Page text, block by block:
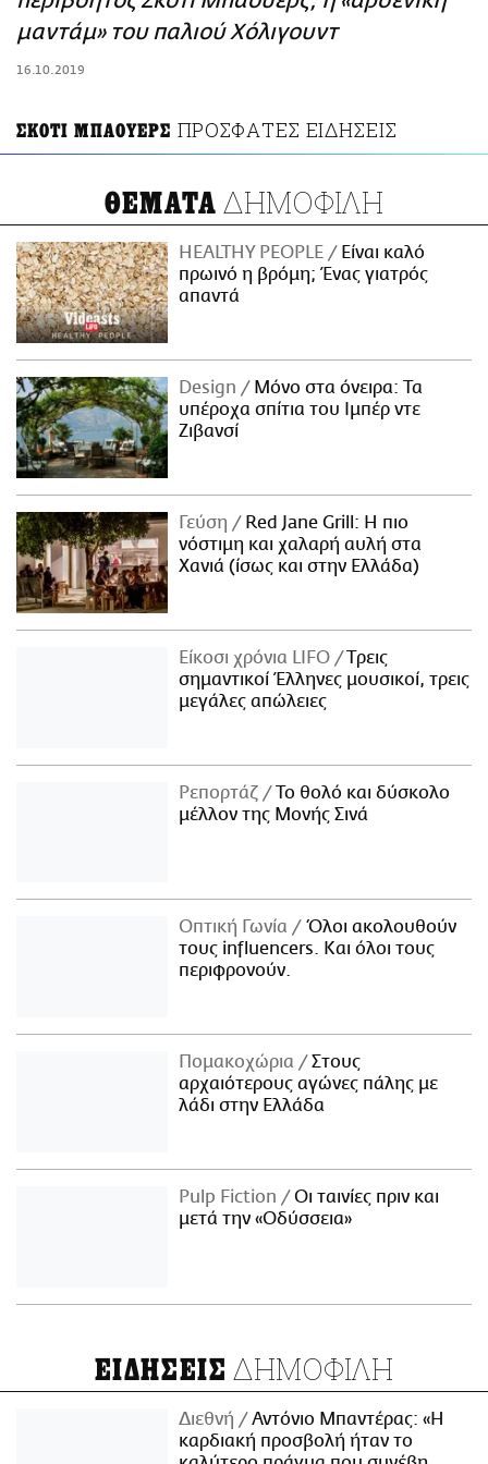
ΑΜΠΑ
μαντάμ» του παλιού Χόλιγουντ
16.10.2019
ΣΚΟΤΙ ΜΠΑΟΥΕΡΣ ΠΡΟΣΦΑΤΕΣ ΕΙΔΗΣΕΙΣ
ΘΕΜΑΤΑ ΔΗΜΟΦΙΛΗ
HEALTHY PEOPLE
Είναι καλό
πρωινό η βρόμη; Ένας γιατρός
απαντά
Design
Μόνο στα όνειρα: Τα
υπέροχα σπίτια του Ιμπέρ ντε
Ζιβανσί
Γεύση
Red Jane Grill: Η πιο
νόστιμη και χαλαρή αυλή στα
Χανιά (ίσως και στην Ελλάδα)
Είκοσι χρόνια LIFO
Tρεις
σημαντικοί Έλληνες μουσικοί, τρεις
μεγάλες απώλειες
Ρεπορτάζ
Το θολό και δύσκολο
μέλλον της Μονής Σινά
Οπτική Γωνία
Όλοι ακολουθούν
τους influencers. Και όλοι τους
περιφρονούν.
Πομακοχώρια
Στους
αρχαιότερους αγώνες πάλης με
λάδι στην Ελλάδα
Pulp Fiction
Οι ταινίες πριν και
μετά την «Οδύσσεια»
ΕΙΔΗΣΕΙΣ ΔΗΜΟΦΙΛΗ
Διεθνή
Αντόνιο Μπαντέρας: «Η
καρδιακή προσβολή ήταν το